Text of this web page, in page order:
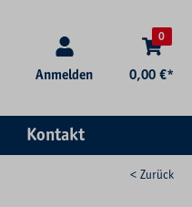
Anmelden
0
0,00 €*
Kontakt
< Zurück